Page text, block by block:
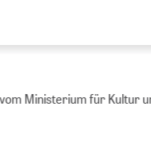
für Kultur und